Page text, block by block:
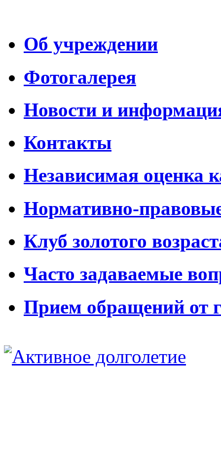
Об учреждении
Фотогалерея
Новости и
Контакты
Независимая оценка
Нормативно-
Клуб золотого
Часто задаваемые
Прием обращений от